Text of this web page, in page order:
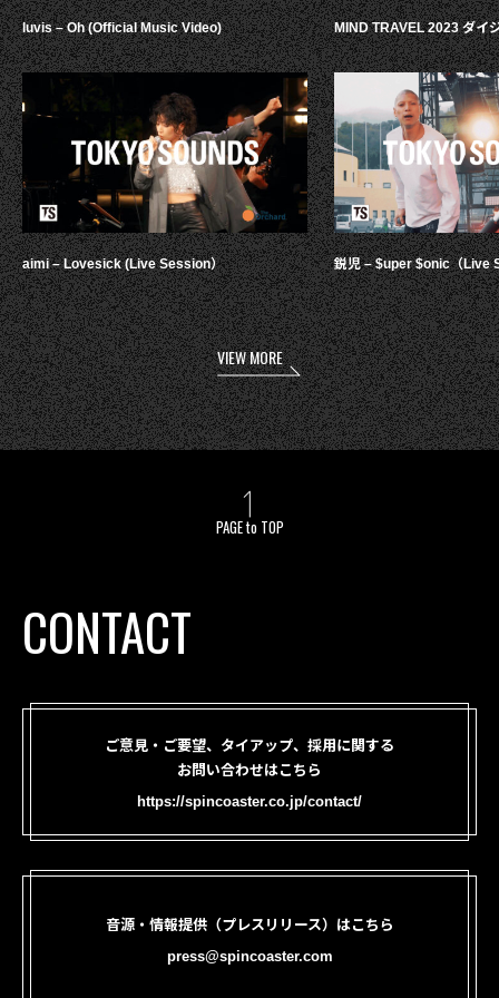
luvis – Oh (Official Music Video)
aimi – Lovesick (Live Session）
MIND TRAVEL 2023 ダイ
鋭児 – $uper $onic（Live
VIEW MORE
PAGE to TOP
CONTACT
ご意見・ご要望、タイアップ、採用に関する
お問い合わせはこちら
https://spincoaster.co.jp/contact/
音源・情報提供（プレスリリース）はこちら
press@spincoaster.com